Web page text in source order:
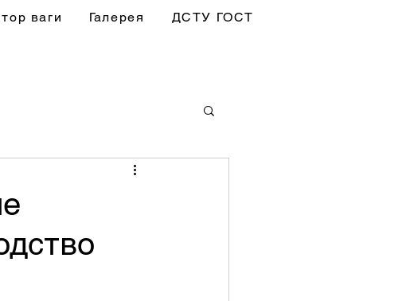
ваги Галерея ДСТУ ГОСТ